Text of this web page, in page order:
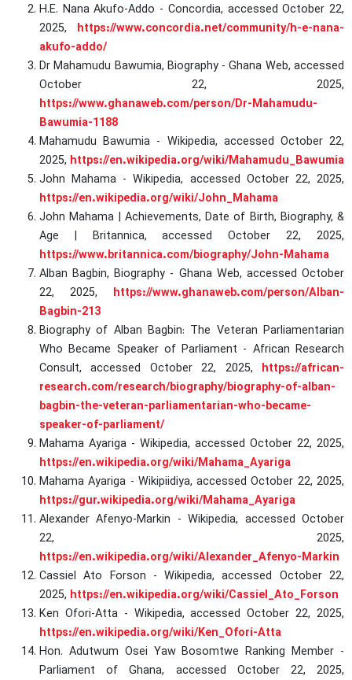
H.E. Nana Akufo-Addo - Concordia, accessed October 22,
2025, https://www.concordia.net/community/h-e-nana-
akufo-addo/
Dr Mahamudu Bawumia, Biography - Ghana Web, accessed
October 22, 2025,
https://www.ghanaweb.com/person/Dr-Mahamudu-
Bawumia-1188
Mahamudu Bawumia - Wikipedia, accessed October 22,
2025, https://en.wikipedia.org/wiki/Mahamudu_Bawumia
John Mahama - Wikipedia, accessed October 22, 2025,
https://en.wikipedia.org/wiki/John_Mahama
John Mahama | Achievements, Date of Birth, Biography, &
Age | Britannica, accessed October 22, 2025,
https://www.britannica.com/biography/John-Mahama
Alban Bagbin, Biography - Ghana Web, accessed October
22, 2025, https://www.ghanaweb.com/person/Alban-
Bagbin-213
Biography of Alban Bagbin: The Veteran Parliamentarian
Who Became Speaker of Parliament - African Research
Consult, accessed October 22, 2025, https://african-
research.com/research/biography/biography-of-alban-
bagbin-the-veteran-parliamentarian-who-became-
speaker-of-parliament/
Mahama Ayariga - Wikipedia, accessed October 22, 2025,
https://en.wikipedia.org/wiki/Mahama_Ayariga
Mahama Ayariga - Wikipiidiya, accessed October 22, 2025,
https://gur.wikipedia.org/wiki/Mahama_Ayariga
Alexander Afenyo-Markin - Wikipedia, accessed October
22, 2025,
https://en.wikipedia.org/wiki/Alexander_Afenyo-Markin
Cassiel Ato Forson - Wikipedia, accessed October 22,
2025, https://en.wikipedia.org/wiki/Cassiel_Ato_Forson
Ken Ofori-Atta - Wikipedia, accessed October 22, 2025,
https://en.wikipedia.org/wiki/Ken_Ofori-Atta
Hon. Adutwum Osei Yaw Bosomtwe Ranking Member -
Parliament of Ghana, accessed October 22, 2025,